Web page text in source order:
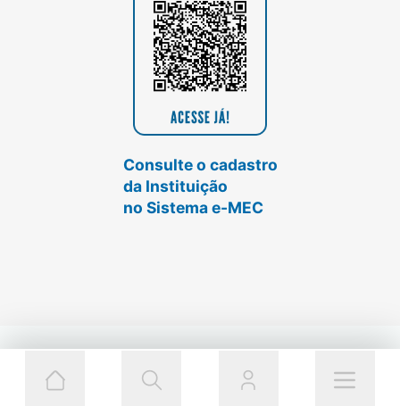
Consulte o cadastro
da Instituição
no Sistema e-MEC